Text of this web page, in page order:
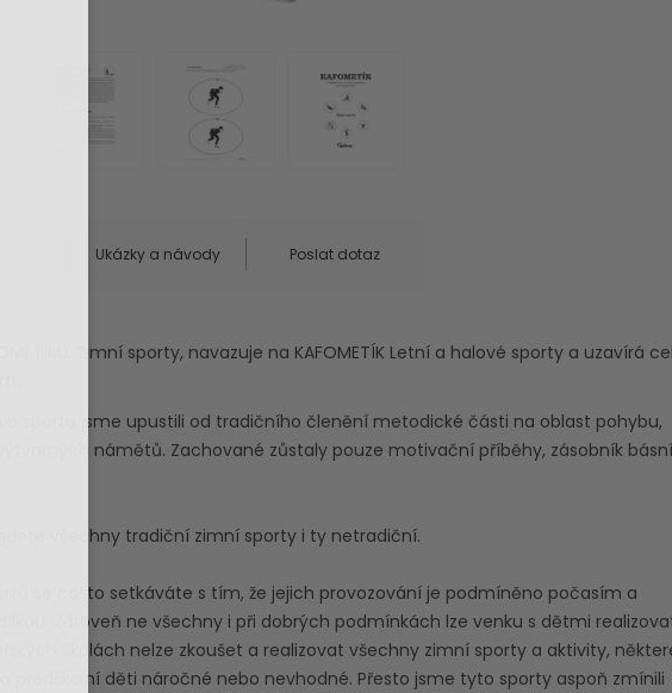
Ukázky a návody Poslat dotaz
Zimní sporty, navazuje na KAFOMETÍK Letní a halové sporty a uzavírá
o sportu jsme upustili od tradičního členění metodické části na oblast pohybu,
námětů. Zachované zůstaly pouze motivační příběhy, zásobník
všechny tradiční zimní sporty i ty netradiční.
se často setkáváte s tím, že jejich provozování je podmíněno počasím a
Zároveň ne všechny i při dobrých podmínkách lze venku s dětmi
školách nelze zkoušet a realizovat všechny zimní sporty a aktivity,
předškolní děti náročné nebo nevhodné. Přesto jsme tyto sporty aspoň zmínili